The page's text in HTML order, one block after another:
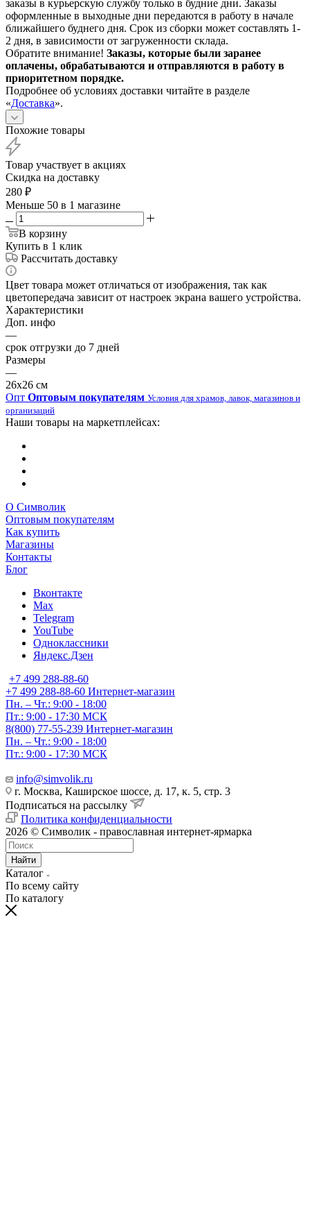
заказы в курьерскую службу только в будние дни. Заказы
оформленные в выходные дни передаются в работу в начале
ближайшего буднего дня. Срок из сборки может составлять 1-
2 дня, в зависимости от загруженности склада.
Обратите внимание! Заказы, которые были заранее
оплачены, обрабатываются и отправляются в работу в
приоритетном порядке.
Подробнее об условиях доставки читайте в разделе
«Доставка».
Похожие товары
Товар участвует в акциях
Скидка на доставку
280 ₽
Меньше 50 в 1 магазине
В корзину
Купить в 1 клик
Рассчитать доставку
Цвет товара может отличаться от изображения, так как
цветопередача зависит от настроек экрана вашего устройства.
Характеристики
Доп. инфо
—
срок отгрузки до 7 дней
Размеры
—
26х26 см
Опт Оптовым покупателям Условия для храмов, лавок, магазинов и
организаций
Наши товары на маркетплейсах:
О Символик
Оптовым покупателям
Как купить
Магазины
Контакты
Блог
Вконтакте
Max
Telegram
YouTube
Одноклассники
Яндекс.Дзен
+7 499 288-88-60
+7 499 288-88-60 Интернет-магазин
Пн. – Чт.: 9:00 - 18:00
Пт.: 9:00 - 17:30 МСК
8(800) 77-55-239 Интернет-магазин
Пн. – Чт.: 9:00 - 18:00
Пт.: 9:00 - 17:30 МСК
info@simvolik.ru
г. Москва, Каширское шоссе, д. 17, к. 5, стр. 3
Подписаться на рассылку
Политика конфиденциальности
2026 © Символик - православная интернет-ярмарка
Найти
Каталог
По всему сайту
По каталогу